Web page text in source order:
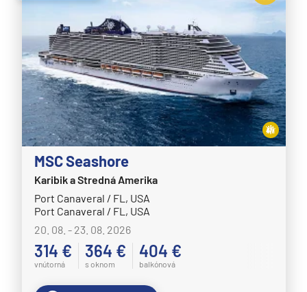
MSC Seashore
Karibik a Stredná Amerika
Port Canaveral / FL, USA
Port Canaveral / FL, USA
20. 08. - 23. 08. 2026
314 €
vnútorná
364 €
s oknom
404 €
balkónová